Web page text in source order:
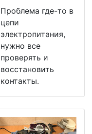
Проблема где-то в
цепи
электропитания,
нужно все
проверять и
восстановить
контакты.